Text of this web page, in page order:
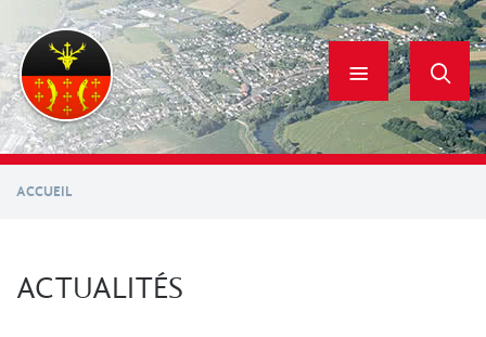
contenu
principal
ACCUEIL
ACTUALITÉS